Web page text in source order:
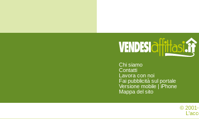
Zignago
Chi siamo
Contatti
Lavora con noi
Fai pubblicità sul portale
Versione mobile | iPhone
Mappa del sito
© 2001-